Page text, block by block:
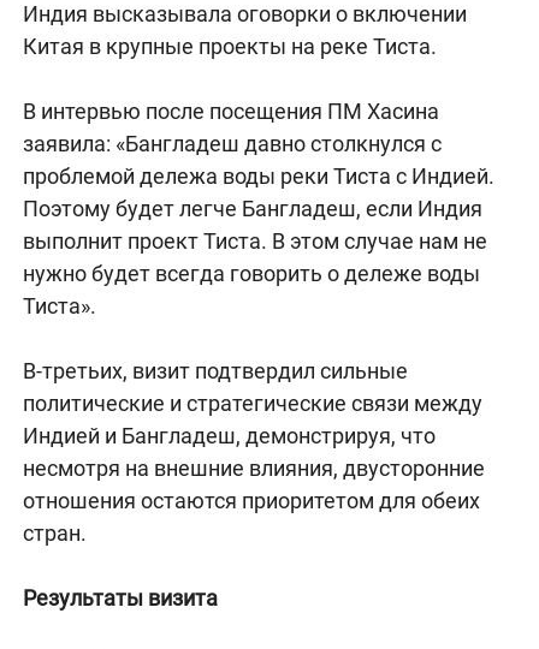
Индия высказывала оговорки о включении
Китая в крупные проекты на реке Тиста.
В интервью после посещения ПМ Хасина
заявила: «Бангладеш давно столкнулся с
проблемой дележа воды реки Тиста с Индией.
Поэтому будет легче Бангладеш, если Индия
выполнит проект Тиста. В этом случае нам не
нужно будет всегда говорить о дележе воды
Тиста».
В-третьих, визит подтвердил сильные
политические и стратегические связи между
Индией и Бангладеш, демонстрируя, что
несмотря на внешние влияния, двусторонние
отношения остаются приоритетом для обеих
стран.
Результаты визита